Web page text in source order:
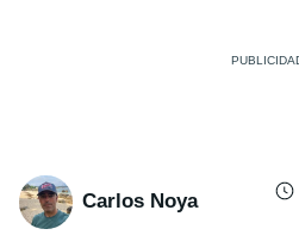
Carlos Noya